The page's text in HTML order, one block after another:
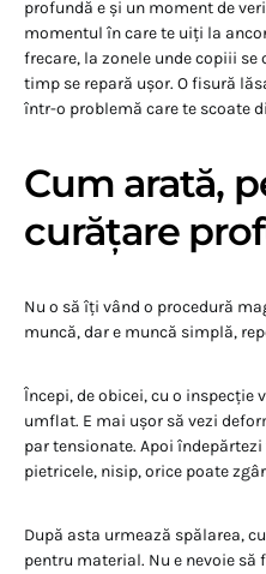
profundă e și un moment de
momentul în care te uiți la
frecare, la zonele unde copiii
timp se repară ușor. O fisură
într-o problemă care te scoate
Cum arată,
curățare
Nu o să îți vând o procedură
muncă, dar e muncă simplă,
Începi, de obicei, cu o inspecție
umflat. E mai ușor să vezi
par tensionate. Apoi
pietricele, nisip, orice poate
După asta urmează spălarea,
pentru material. Nu e nevoie